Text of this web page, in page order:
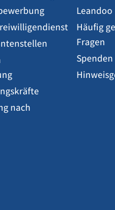
nach
Leandoo
Häufig
Fragen
Spenden